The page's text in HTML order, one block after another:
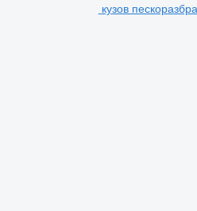
кузов